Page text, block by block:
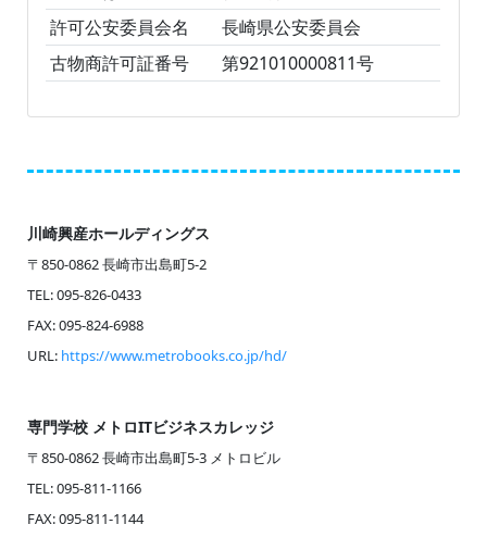
許可公安委員会名
長崎県公安委員会
古物商許可証番号
第921010000811号
川崎興産ホールディングス
〒850-0862 長崎市出島町5-2
TEL: 095-826-0433
FAX: 095-824-6988
URL: https://www.metrobooks.co.jp/hd/
専門学校 メトロITビジネスカレッジ
〒850-0862 長崎市出島町5-3 メトロビル
TEL: 095-811-1166
FAX: 095-811-1144